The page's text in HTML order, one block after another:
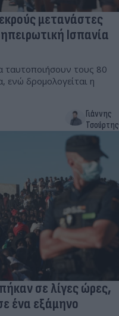
μετανάστες
Ισπανία
ταυτοποιήσουν τους 80
ενώ δρομολογείται η
Γιάννης
Τσούρτης
σε λίγες ώρες,
ένα εξάμηνο